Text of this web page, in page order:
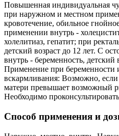
Повышенная индивидуальная
при наружном и местном
кровотечение, обильное
применении внутрь -
холелитиаз, гепатит; при
детский возраст до 12 лет. С
внутрь - беременность, детский
Применение при беременности
вскармливания: Возможно, если
матери превышает возможный
Необходимо
Способ применения и